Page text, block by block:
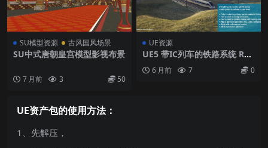
SU模型资源 古风国风场景
SU中式唐朝皇宫模型影视布景
7 月前 3 50
UE资源
UE5 带IC列车的铁路系统 Rail
6 月前 7 0
UE资产包的使用方法：
1、先解压，